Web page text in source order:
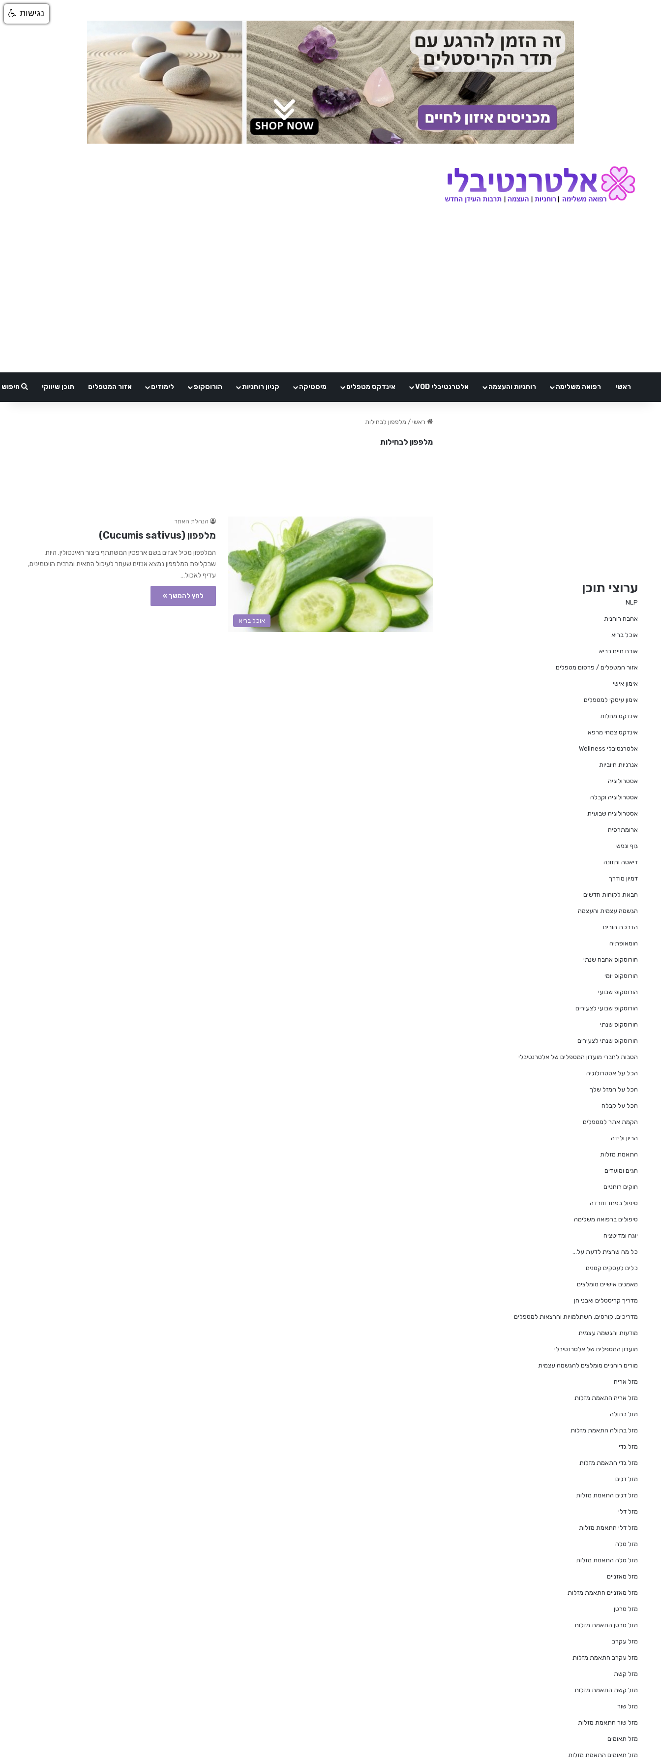
ראשי רפואה משלימה רוחניות והעצמה אלטרנטיבלי VOD אינדקס מטפלים מיסטיקה קניון רוחניות הורוסקופ לימודים אזור המטפלים תוכן שיווקי חיפוש
ראשי / מלפפון לבחילות
מלפפון לבחילות
אוכל בריא
הנהלת האתר
מלפפון (Cucumis sativus)
המלפפון מכיל אנזים בשם ארפסין המשתתף ביצור האינסולין. היות
שבקליפת המלפפון נמצא אנזים שעוזר לעיכול התאית ומרבית הויטמינים,
עדיף לאכול…
לחץ להמשך »
ערוצי תוכן
NLP
אהבה רוחנית
אוכל בריא
אורח חיים בריא
אזור המטפלים / פרסום מטפלים
אימון אישי
אימון עיסקי למטפלים
אינדקס מחלות
אינדקס צמחי מרפא
אלטרנטיבלי Wellness
אנרגיות חיוביות
אסטרולוגיה
אסטרולוגיה וקבלה
אסטרולוגיה שבועית
ארומתרפיה
גוף ונפש
דיאטה ותזונה
דמיון מודרך
הבאת לקוחות חדשים
הגשמה עצמית והעצמה
הדרכת הורים
הומאופתיה
הורוסקופ אהבה שנתי
הורוסקופ יומי
הורוסקופ שבועי
הורוסקופ שבועי לצעירים
הורוסקופ שנתי
הורוסקופ שנתי לצעירים
הטבות לחברי מועדון המטפלים של אלטרנטיבלי
הכל על אסטרולוגיה
הכל על המזל שלך
הכל על קבלה
הקמת אתר למטפלים
הריון ולידה
התאמת מזלות
חגים ומועדים
חוקים רוחניים
טיפול בפחד וחרדה
טיפולים ברפואה משלימה
יוגה ומדיטציה
כל מה שרצית לדעת על…
כלים לעסקים קטנים
מאמנים אישיים מומלצים
מדריך קריסטלים ואבני חן
מדריכים, קורסים, השתלמויות והרצאות למטפלים
מודעות והגשמה עצמית
מועדון המטפלים של אלטרנטיבלי
מורים רוחניים מומלצים להגשמה עצמית
מזל אריה
מזל אריה התאמת מזלות
מזל בתולה
מזל בתולה התאמת מזלות
מזל גדי
מזל גדי התאמת מזלות
מזל דגים
מזל דגים התאמת מזלות
מזל דלי
מזל דלי התאמת מזלות
מזל טלה
מזל טלה התאמת מזלות
מזל מאזניים
מזל מאזניים התאמת מזלות
מזל סרטן
מזל סרטן התאמת מזלות
מזל עקרב
מזל עקרב התאמת מזלות
מזל קשת
מזל קשת התאמת מזלות
מזל שור
מזל שור התאמת מזלות
מזל תאומים
מזל תאומים התאמת מזלות
נגישות